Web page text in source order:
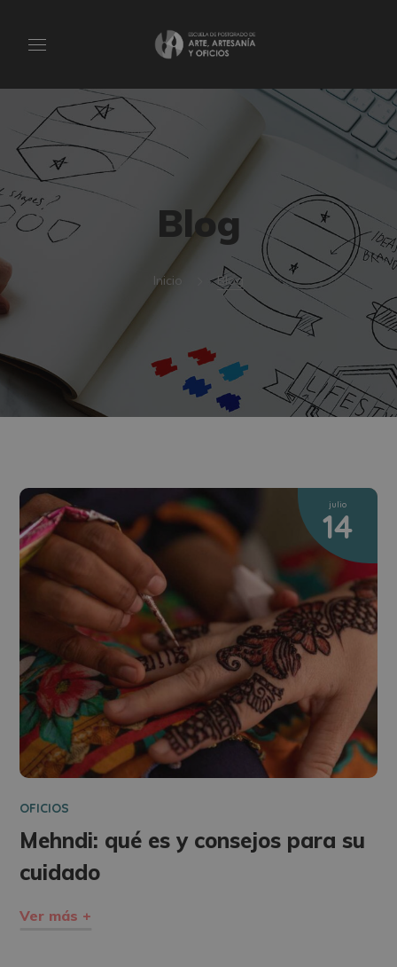
Blog
Inicio Blog
julio
14
OFICIOS
Mehndi: qué es y consejos para su
cuidado
Ver más +